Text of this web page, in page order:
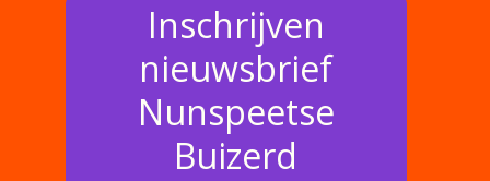
Inschrijven
nieuwsbrief
Nunspeetse
Buizerd